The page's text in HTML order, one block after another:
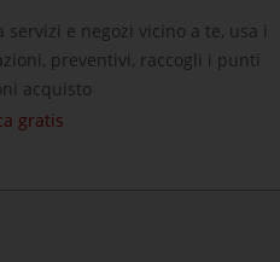
e negozi vicino a te, usa i
preventivi, raccogli i punti
acquisto
gratis